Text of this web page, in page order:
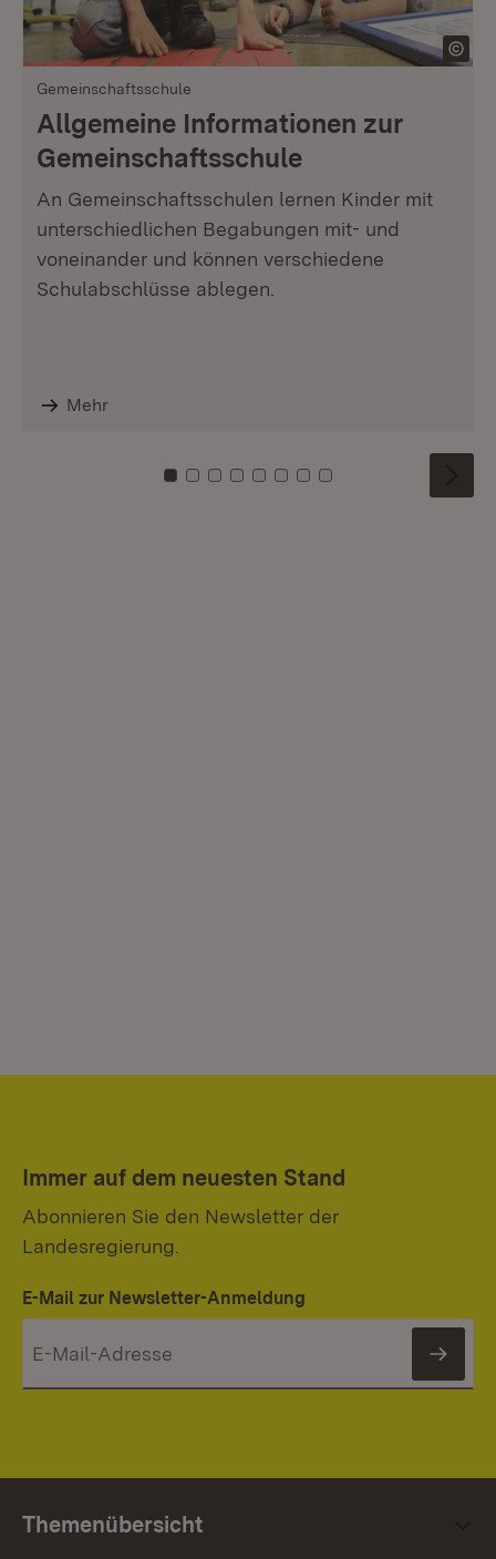
Gemeinschaftsschule
Allgemeine Informationen zur
Gemeinschaftsschule
An Gemeinschaftsschulen lernen Kinder mit
unterschiedlichen Begabungen mit- und
voneinander und können verschiedene
Schulabschlüsse ablegen.
Mehr
Zu Kachel: 0
Zu Kachel: 1
Zu Kachel: 2
Zu Kachel: 3
Zu Kachel: 4
Zu Kachel: 5
Zu Kachel: 6
Zu Kachel: 7
Immer auf dem neuesten Stand
Abonnieren Sie den Newsletter der
Landesregierung.
E-Mail zur Newsletter-Anmeldung
Themenübersicht